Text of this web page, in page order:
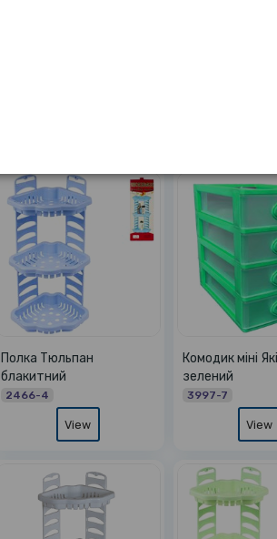
Полка Тюльпан
блакитний
2466-4
View
Комодик міні
зелений
3997-7
View